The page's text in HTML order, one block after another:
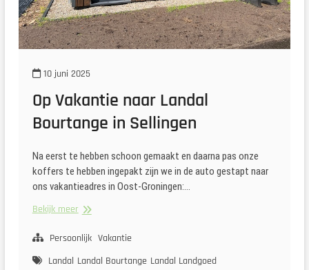
10 juni 2025
Op Vakantie naar Landal
Bourtange in Sellingen
Na eerst te hebben schoon gemaakt en daarna pas onze
koffers te hebben ingepakt zijn we in de auto gestapt naar
ons vakantieadres in Oost-Groningen:…
Bekijk meerOp
naar
Bourtange
Persoonlijk Vakantie
Landal Landal Bourtange Landal Landgoed